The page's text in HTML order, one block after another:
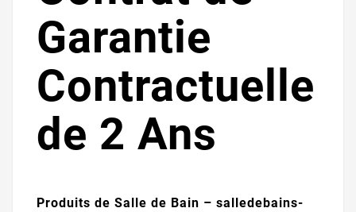
Garantie
Contractuelle
de 2 Ans
Produits de Salle de Bain – salledebains-